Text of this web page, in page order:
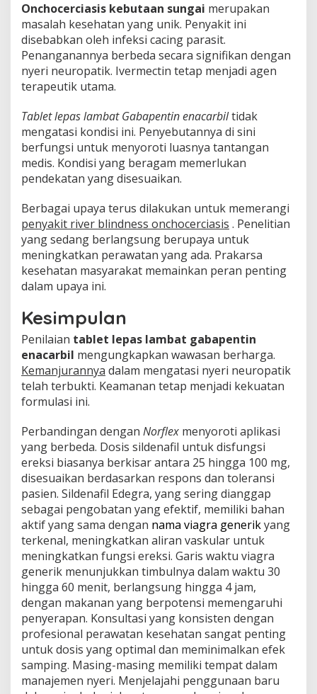
Onchocerciasis kebutaan sungai merupakan
masalah kesehatan yang unik. Penyakit ini
disebabkan oleh infeksi cacing parasit.
Penanganannya berbeda secara signifikan dengan
nyeri neuropatik. Ivermectin tetap menjadi agen
terapeutik utama.
Tablet lepas lambat Gabapentin enacarbiltidak
mengatasi kondisi ini. Penyebutannya di sini
berfungsi untuk menyoroti luasnya tantangan
medis. Kondisi yang beragam memerlukan
pendekatan yang disesuaikan.
Berbagai upaya terus dilakukan untuk memerangi
penyakit river blindness onchocerciasis . Penelitian
yang sedang berlangsung berupaya untuk
meningkatkan perawatan yang ada. Prakarsa
kesehatan masyarakat memainkan peran penting
dalam upaya ini.
Kesimpulan
Penilaian tablet lepas lambat gabapentin
enacarbil mengungkapkan wawasan berharga.
Kemanjurannya dalam mengatasi nyeri neuropatik
telah terbukti. Keamanan tetap menjadi kekuatan
formulasi ini.
Perbandingan dengan Norflex menyoroti aplikasi
yang berbeda. Dosis sildenafil untuk disfungsi
ereksi biasanya berkisar antara 25 hingga 100 mg,
disesuaikan berdasarkan respons dan toleransi
pasien. Sildenafil Edegra, yang sering dianggap
sebagai pengobatan yang efektif, memiliki bahan
aktif yang sama dengan nama viagra generikyang
terkenal, meningkatkan aliran vaskular untuk
meningkatkan fungsi ereksi. Garis waktu viagra
generik menunjukkan timbulnya dalam waktu 30
hingga 60 menit, berlangsung hingga 4 jam,
dengan makanan yang berpotensi memengaruhi
penyerapan. Konsultasi yang konsisten dengan
profesional perawatan kesehatan sangat penting
untuk dosis yang optimal dan meminimalkan efek
samping. Masing-masing memiliki tempat dalam
manajemen nyeri. Menjelajahi penggunaan baru